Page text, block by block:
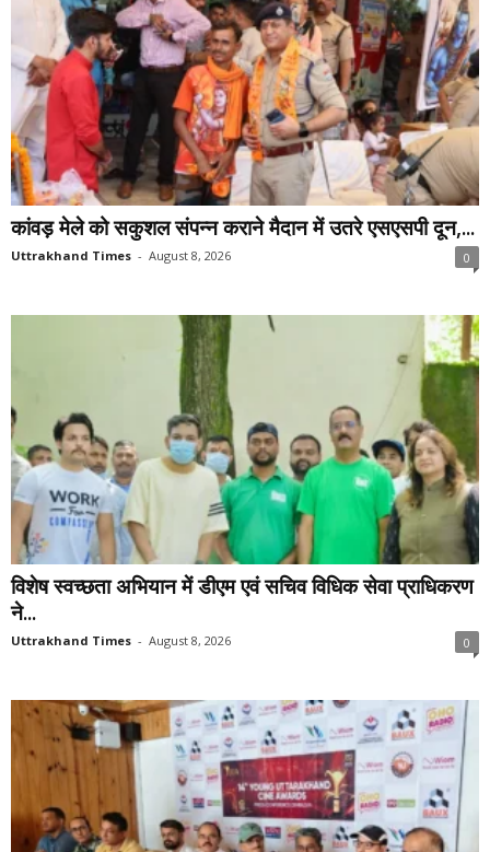
कांवड़ मेले को सकुशल संपन्न कराने मैदान में उतरे एसएसपी दून,...
Uttrakhand Times - August 8, 2026 0
विशेष स्वच्छता अभियान में डीएम एवं सचिव विधिक सेवा प्राधिकरण
ने...
Uttrakhand Times - August 8, 2026 0